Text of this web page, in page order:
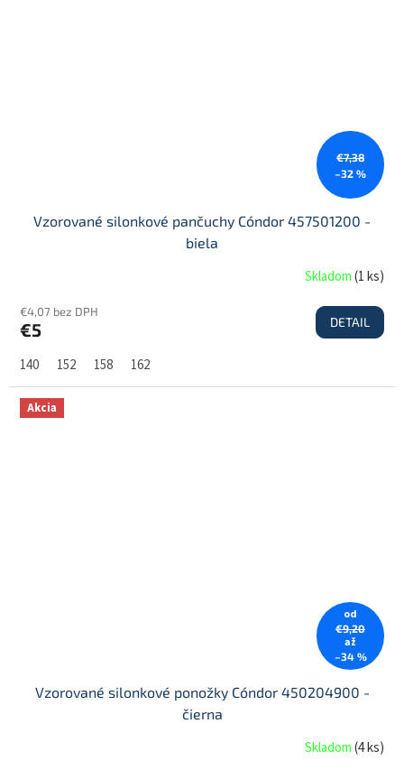
€7,38
–32 %
Vzorované silonkové pančuchy Cóndor 457501200 -
biela
Skladom(1 ks)
€4,07 bez DPH
€5 DETAIL
140 152 158 162
Akcia
od
€9,20
až
–34 %
Vzorované silonkové ponožky Cóndor 450204900 -
čierna
Skladom(4 ks)